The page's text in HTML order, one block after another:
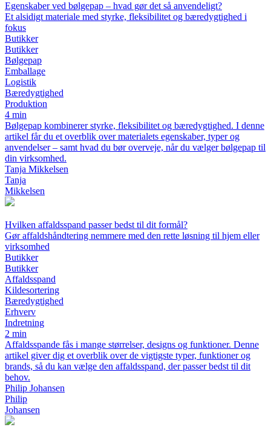
Egenskaber ved bølgepap – hvad gør det så anvendeligt?
Et alsidigt materiale med styrke, fleksibilitet og bæredygtighed i
fokus
Butikker
Butikker
Bølgepap
Emballage
Logistik
Bæredygtighed
Produktion
4 min
Bølgepap kombinerer styrke, fleksibilitet og bæredygtighed. I denne
artikel får du et overblik over materialets egenskaber, typer og
anvendelser – samt hvad du bør overveje, når du vælger bølgepap til
din virksomhed.
Tanja Mikkelsen
Tanja
Mikkelsen
Hvilken affaldsspand passer bedst til dit formål?
Gør affaldshåndtering nemmere med den rette løsning til hjem eller
virksomhed
Butikker
Butikker
Affaldsspand
Kildesortering
Bæredygtighed
Erhverv
Indretning
2 min
Affaldsspande fås i mange størrelser, designs og funktioner. Denne
artikel giver dig et overblik over de vigtigste typer, funktioner og
brands, så du kan vælge den affaldsspand, der passer bedst til dit
behov.
Philip Johansen
Philip
Johansen